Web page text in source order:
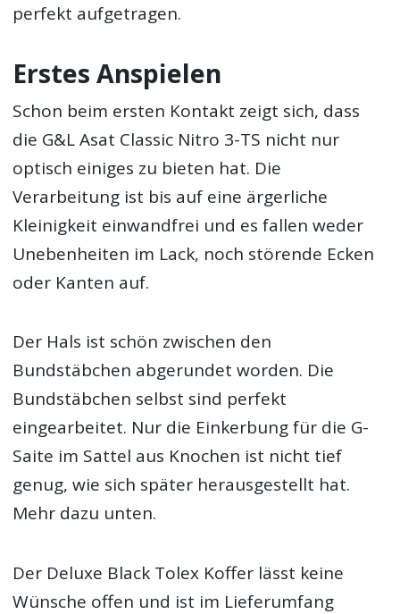
perfekt aufgetragen.
Erstes Anspielen
Schon beim ersten Kontakt zeigt sich, dass
die G&L Asat Classic Nitro 3-TS nicht nur
optisch einiges zu bieten hat. Die
Verarbeitung ist bis auf eine ärgerliche
Kleinigkeit einwandfrei und es fallen weder
Unebenheiten im Lack, noch störende Ecken
oder Kanten auf.
Der Hals ist schön zwischen den
Bundstäbchen abgerundet worden. Die
Bundstäbchen selbst sind perfekt
eingearbeitet. Nur die Einkerbung für die G-
Saite im Sattel aus Knochen ist nicht tief
genug, wie sich später herausgestellt hat.
Mehr dazu unten.
Der Deluxe Black Tolex Koffer lässt keine
Wünsche offen und ist im Lieferumfang